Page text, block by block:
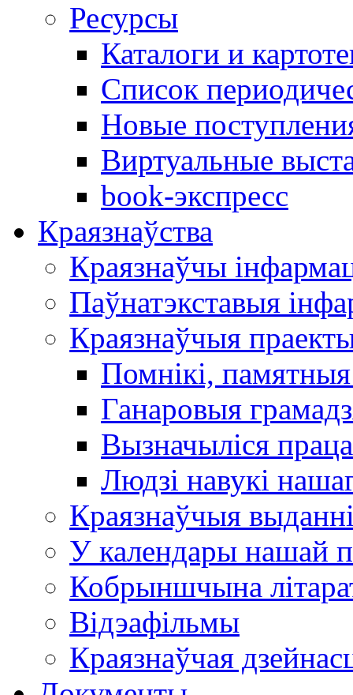
Ресурсы
Каталоги и
Список
Новые
Виртуальные
book-экспресс
Краязнаўства
Краязнаўчы
Паўнатэкставыя
Краязнаўчыя
Помнікі,
Ганаровыя
Вызначыліся
Людзі навукі
Краязнаўчыя
У календары нашай
Кобрыншчына
Відэафільмы
Краязнаўчая